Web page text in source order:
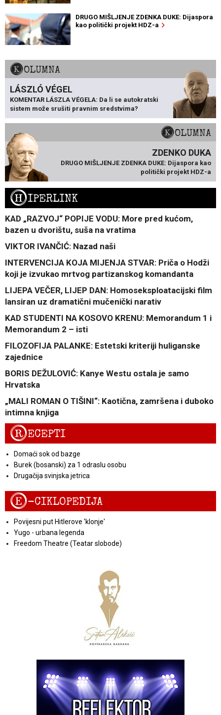
DRUGO MIŠLJENJE ZDENKA DUKE: Dijaspora
kao politički projekt HDZ-a
KOLUMNA
LÁSZLÓ VÉGEL
KOMENTAR LÁSZLA VÉGELA: Da li se autokratski
sistem može srušiti pravnim sredstvima?
KOLUMNA
ZDENKO DUKA
DRUGO MIŠLJENJE ZDENKA DUKE: Dijaspora kao
politički projekt HDZ-a
HIPERLINK
KAD „RAZVOJ“ POPIJE VODU: More pred kućom,
bazen u dvorištu, suša na vratima
VIKTOR IVANČIĆ: Nazad naši
INTERVENCIJA KOJA MIJENJA STVAR: Priča o Hodži
koji je izvukao mrtvog partizanskog komandanta
LIJEPA VEČER, LIJEP DAN: Homoseksploatacijski film
lansiran uz dramatični mučenički narativ
KAD STUDENTI NA KOSOVO KRENU: Memorandum 1 i
Memorandum 2 – isti
FILOZOFIJA PALANKE: Estetski kriteriji huliganske
zajednice
BORIS DEŽULOVIĆ: Kanye Westu ostala je samo
Hrvatska
„MALI ROMAN O TIŠINI“: Kaotična, zamršena i duboko
intimna knjiga
RECEPTI
Domaći sok od bazge
Burek (bosanski) za 1 odraslu osobu
Drugačija svinjska jetrica
E-CIKLOPEDIJA
Povijesni put Hitlerove 'klonje'
Yugo - urbana legenda
Freedom Theatre (Teatar slobode)